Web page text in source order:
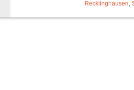
Recklinghausen